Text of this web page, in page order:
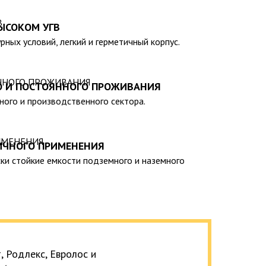
спецтехники отсутствует необходимость).
от ваших индивидуальных предпочтений
сертифицирована на соответствие
ее безопасность эксплуатации и
УГВ
условий, легкий и герметичный корпус.
И ПОСТОЯННОГО ПРОЖИВАНИЯ
и производственного сектора.
ПРИМЕНЕНИЯ
стойкие емкости подземного и наземного
Евролос и